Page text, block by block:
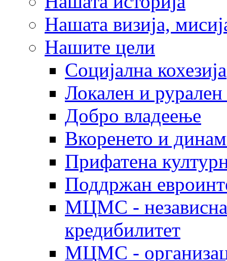
Нашата визија,
Нашите цели
Социјална кохезија
Локален и рурален
Добро владеење
Вкоренето и
Прифатена
Поддржан
МЦМС - независна
кредибилитет
МЦМС -